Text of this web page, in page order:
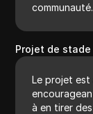
communauté.
Projet de
Le projet est
à en tirer